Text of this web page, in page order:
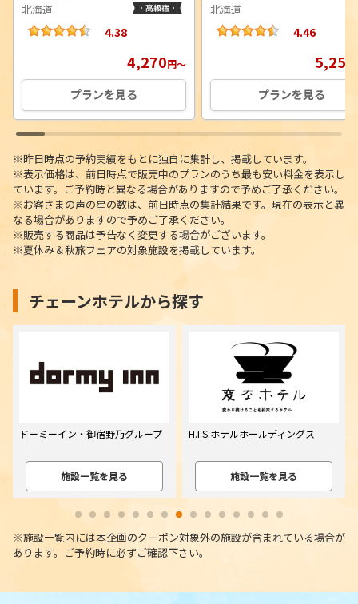
北海道
4.38
4,270円～
プランを見る
北海道
4.46
5,259
プランを見る
※昨日時点の予約実績をもとに独自に集計し、掲載しています。
※表示価格は、前日時点で販売中のプランのうち最も安い料金を表示し
ています。ご予約時と異なる場合がありますので予めご了承ください。
※お客さまの声の星の数は、前日時点の集計結果です。現在の表示と異
なる場合がありますので予めご了承ください。
※販売する商品は予告なく変更する場合がございます。
※夏休み＆秋旅フェアの対象施設を掲載しています。
チェーンホテルから探す
H.I.S.ホテルホールディングス
施設一覧を見る
ホテルグリーンプラザ
施設一覧を見る
※施設一覧内には本企画のクーポン対象外の施設が含まれている場合が
あります。ご予約時に必ずご確認下さい。